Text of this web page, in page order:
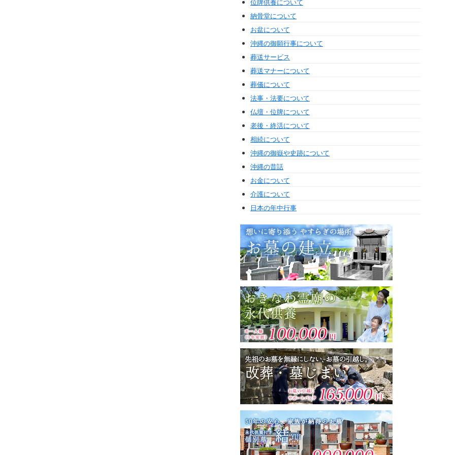
位牌供養について
納骨堂について
お盆について
沖縄の御願行事について
葬送サービス
葬送マナーについて
葬儀について
法事・法要について
仏壇・位牌について
老後・終活について
相続について
沖縄の御嶽や史跡について
沖縄の昔話
お金について
介護について
日本の年中行事